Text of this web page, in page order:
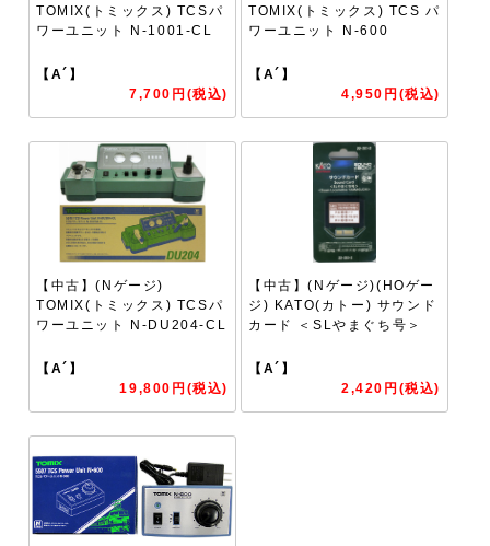
TOMIX(トミックス) TCSパ
ワーユニット N-1001-CL
【A´】
7,700円(税込)
TOMIX(トミックス) TCS パ
ワーユニット N-600
【A´】
4,950円(税込)
【中古】(Nゲージ)
TOMIX(トミックス) TCSパ
ワーユニット N-DU204-CL
【A´】
19,800円(税込)
【中古】(Nゲージ)(HOゲー
ジ) KATO(カトー) サウンド
カード ＜SLやまぐち号＞
【A´】
2,420円(税込)